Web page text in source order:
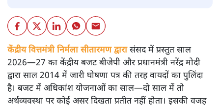
केंद्रीय वित्तमंत्री निर्मला सीतारमण द्वारासंसद में प्रस्तुत साल
2026—27 का केंद्रीय बजट बीजेपी और प्रधानमंत्री नरेंद्र मोदी
द्वारा साल 2014 में जारी घोषणा पत्र की तरह वायदों का पुलिंदा
है। बजट में अधिकांश योजनाओं का साल—दो साल में तो
अर्थव्यवस्था पर कोई असर दिखता प्रतीत नहीं होता। इसकी वजह